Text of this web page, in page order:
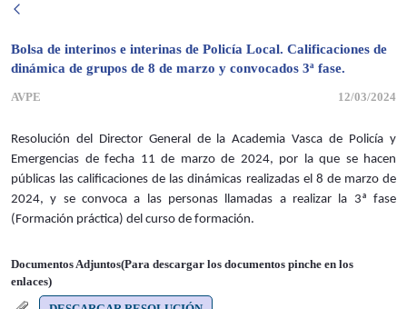
Bolsa de interinos e interinas de Policía Local. Calificaciones de
dinámica de grupos de 8 de marzo y convocados 3ª fase.
AVPE 12/03/2024
Resolución del Director General de la Academia Vasca de Policía y
Emergencias de fecha 11 de marzo de 2024, por la que se hacen
públicas las calificaciones de las dinámicas realizadas el 8 de marzo de
2024, y se convoca a las personas llamadas a realizar la 3ª fase
(Formación práctica) del curso de formación.
Documentos Adjuntos(Para descargar los documentos pinche en los
enlaces)